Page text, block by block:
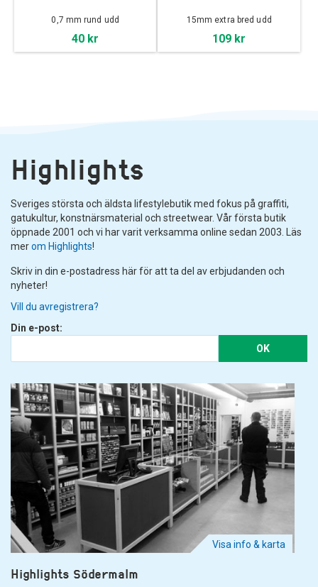
0,7 mm rund udd
40 kr
15mm extra bred udd
109 kr
Highlights
Sveriges största och äldsta lifestylebutik med fokus på graffiti,
gatukultur, konstnärsmaterial och streetwear. Vår första butik
öppnade 2001 och vi har varit verksamma online sedan 2003. Läs
merom Highlights!
Skriv in din e-postadress här för att ta del av erbjudanden och
nyheter!
Vill du avregistrera?
Din e-post:
OK
Visa info & karta
Highlights Södermalm